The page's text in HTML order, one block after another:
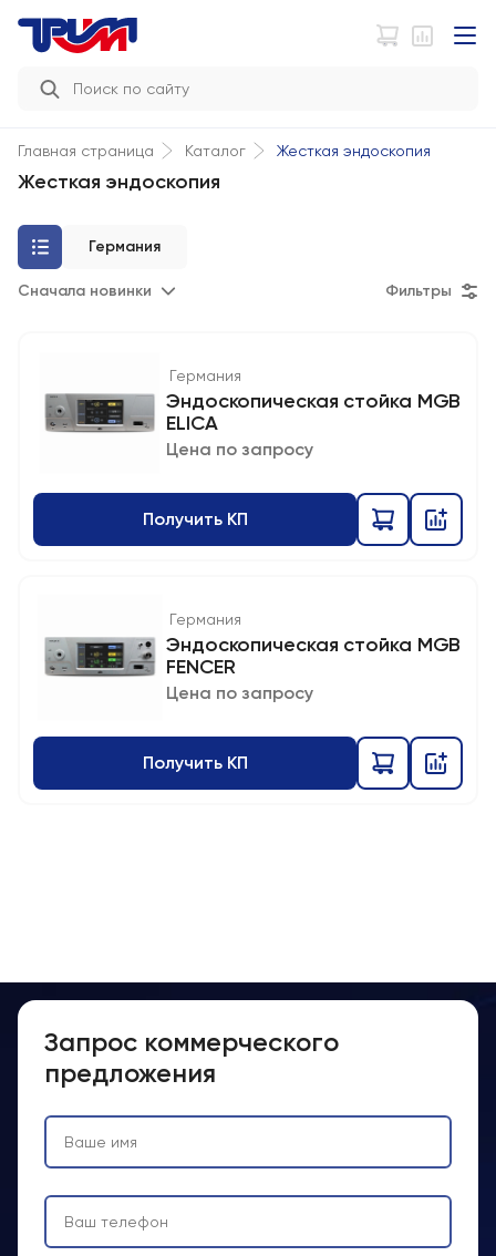
Главная страница Каталог Жесткая эндоскопия
Жесткая эндоскопия
Германия
Сначала новинки Фильтры
Германия
Эндоскопическая стойка MGB
ELICA
Цена по запросу
Получить КП
Германия
Эндоскопическая стойка MGB
FENCER
Цена по запросу
Получить КП
Запрос коммерческого
предложения